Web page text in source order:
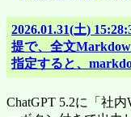
2026.01.31(土)
提で、全文
指定すると、
ChatGPT 5.2に「社